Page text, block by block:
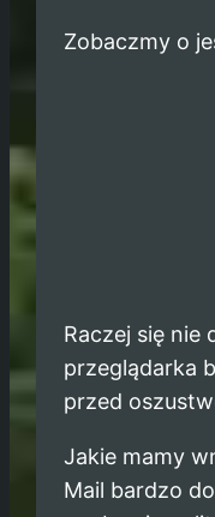
Zobaczmy o
Raczej się nie
przeglądarka
przed
Jakie mamy
Mail bardzo